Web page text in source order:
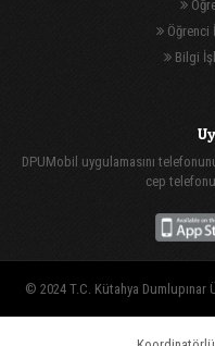
Öğrenci
Bilgi
DPUMobil uygulamasını
cep
© 2024 T.C. Kütahya Dumlupınar